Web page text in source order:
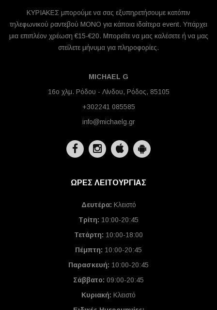
ΚΥΡΙΑΚΕΣ μπορούμε να σας εξυπηρετήσουμε κατόπιν
τηλεφωνικού ραντεβού ΜΟΝΟ για κάποια ιδαίτερα event. Υπάρχει
μια επιπλέον χρέωση €15-€20. Μπορείτε να μας καλέσετε ή να μας
στείλετε μήνυμα για πληροφορίες.
MICHAEL G
16ο χλμ. Ρόδου - Λίνδου, Ρόδος, 85105
+302241 085585
info@michaelg.gr
ΩΡΕΣ ΛΕΙΤΟΥΡΓΙΑΣ
Δευτέρα: Κλειστό
Τρίτη: 10:00-20:45
Τετάρτη: 10:00-18:00
Πέμπτη: 10:00-20:45
Παρασκευή: 10:00-20:45
Σάββατο: 09:00-20:45
Κυριακή: Κλειστό